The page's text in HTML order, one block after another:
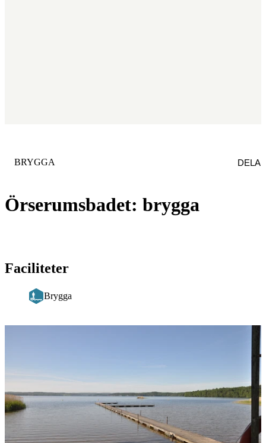
Örserumsbadet: brygga
KATEGORI
BRYGGA DELA
Faciliteter
Brygga
Bildspel